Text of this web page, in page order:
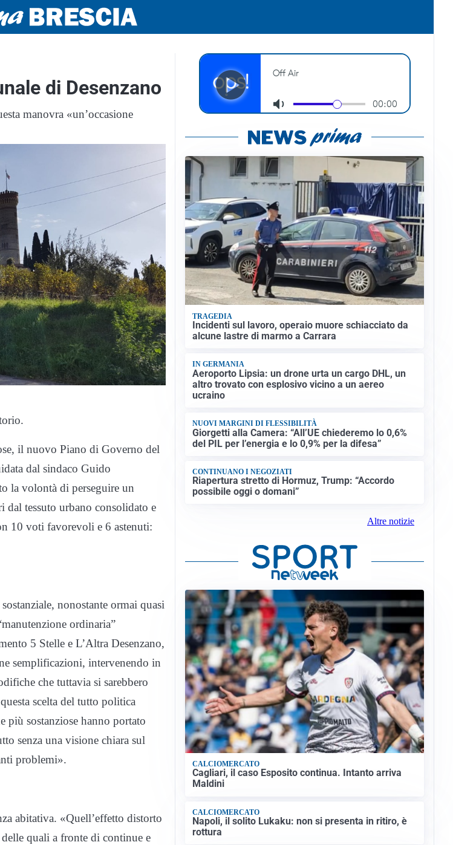
di Desenzano
manovra «un’occasione
il nuovo Piano di Governo del
dal sindaco Guido
la volontà di perseguire un
tessuto urbano consolidato e
10 voti favorevoli e 6 astenuti:
nonostante ormai quasi
ordinaria”
5 Stelle e L’Altra Desenzano,
semplificazioni, intervenendo in
che tuttavia si sarebbero
scelta del tutto politica
più sostanziose hanno portato
senza una visione chiara sul
problemi».
abitativa. «Quell’effetto distorto
quali a fronte di continue e
TRAGEDIA
Incidenti sul lavoro, operaio muore schiacciato da
alcune lastre di marmo a Carrara
IN GERMANIA
Aeroporto Lipsia: un drone urta un cargo DHL, un
altro trovato con esplosivo vicino a un aereo
ucraino
NUOVI MARGINI DI FLESSIBILITÀ
Giorgetti alla Camera: “All’UE chiederemo lo 0,6%
del PIL per l’energia e lo 0,9% per la difesa”
CONTINUANO I NEGOZIATI
Riapertura stretto di Hormuz, Trump: “Accordo
possibile oggi o domani”
Altre notizie
CALCIOMERCATO
Cagliari, il caso Esposito continua. Intanto arriva
Maldini
CALCIOMERCATO
Napoli, il solito Lukaku: non si presenta in ritiro, è
rottura